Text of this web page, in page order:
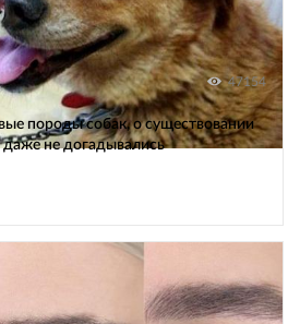
47154
породы собак, о существовании
не догадывались